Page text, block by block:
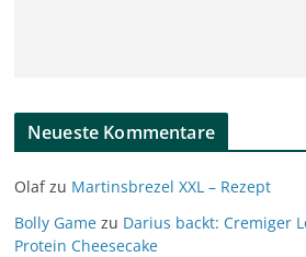
Neueste Kommentare
Olafzu Martinsbrezel XXL – Rezept
Bolly Game zu Darius backt: Cremiger
Protein Cheesecake